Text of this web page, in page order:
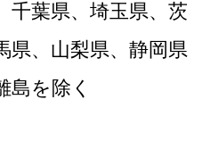
千葉県、埼玉県、茨
県、山梨県、静岡県
島を除く